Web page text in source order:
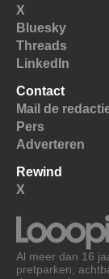
X
Bluesky
Threads
LinkedIn
Contact
Mail de
Pers
Adverteren
Rewind
X
Al meer dan 16
pretparken,